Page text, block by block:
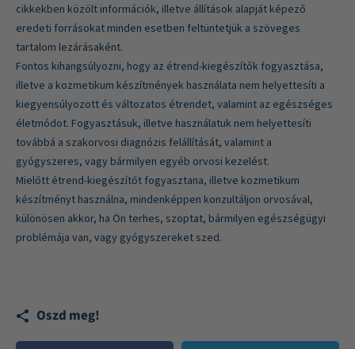
cikkekben közölt információk, illetve állítások alapját képező
eredeti forrásokat minden esetben feltüntetjük a szöveges
tartalom lezárásaként.
Fontos kihangsúlyozni, hogy az étrend-kiegészítők fogyasztása,
illetve a kozmetikum készítmények használata nem helyettesíti a
kiegyensúlyozott és változatos étrendet, valamint az egészséges
életmódot. Fogyasztásuk, illetve használatuk nem helyettesíti
továbbá a szakorvosi diagnózis felállítását, valamint a
gyógyszeres, vagy bármilyen egyéb orvosi kezelést.
Mielőtt étrend-kiegészítőt fogyasztana, illetve kozmetikum
készítményt használna, mindenképpen konzultáljon orvosával,
különösen akkor, ha Ön terhes, szoptat, bármilyen egészségügyi
problémája van, vagy gyógyszereket szed.
Oszd meg!